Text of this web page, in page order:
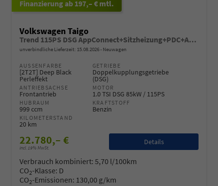
ab 197,– € mtl.
Volkswagen Taigo
Trend 115PS DSG AppConnect+Sitzheizung+PDC+Alu16+LED+DAB+FrontAssist
unverbindliche Lieferzeit: 15.08.2026 Neuwagen
AUSSENFARBE
[2T2T] Deep Black
Perleffekt
GETRIEBE
Doppelkupplungsgetriebe
(DSG)
ANTRIEBSACHSE
Frontantrieb
MOTOR
1.0 TSI DSG 85kW / 115PS
HUBRAUM
999 ccm
KRAFTSTOFF
Benzin
KILOMETERSTAND
20 km
22.780,– €
incl. 19% MwSt.
Details
Verbrauch kombiniert: 5,70 l/100km
CO2-Klasse: D
CO2-Emissionen: 130,00 g/km